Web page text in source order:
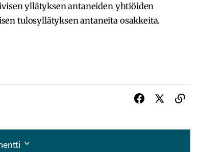
yllätyksen antaneiden yhtiöiden
tulosyllätyksen antaneita osakkeita.